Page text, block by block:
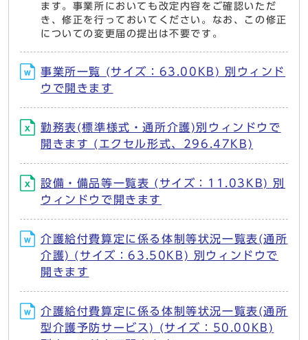
ます。事業所においても改定内容をご確認いただ
き、修正を行っておいてください。なお、この修正
についての変更届の提出は不要です。
事業所一覧 (サイズ：63.00KB) 別ウィンド
ウで開きます
勤務表(標準様式・通所介護)別ウィンドウで
開きます (エクセル形式、296.47KB)
設備・備品等一覧表 (サイズ：11.03KB) 別
ウィンドウで開きます
介護給付費算定に係る体制等状況一覧表(通所
介護) (サイズ：63.50KB) 別ウィンドウで
開きます
介護給付費算定に係る体制等状況一覧表(通所
型介護予防サービス) (サイズ：50.00KB)